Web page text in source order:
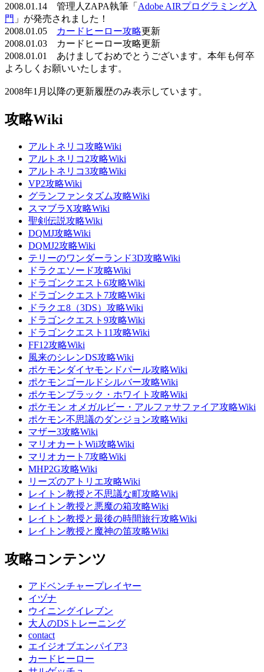
2008.01.14 管理人ZAPA執筆「 Adobe AIRプログラミング入
門 」が発売されました！
2008.01.05
カードヒーロー攻略更新
2008.01.03 カードヒーロー攻略更新
2008.01.01 あけましておめでとうございます。本年も何卒
よろしくお願いいたします。
2008年1月以降の更新履歴のみ表示しています。
攻略Wiki
アルトネリコ攻略Wiki
アルトネリコ2攻略Wiki
アルトネリコ3攻略Wiki
VP2攻略Wiki
グランファンタズム攻略Wiki
スマブラX攻略Wiki
聖剣伝説攻略Wiki
DQMJ攻略Wiki
DQMJ2攻略Wiki
テリーのワンダーランド3D攻略Wiki
ドラクエソード攻略Wiki
ドラゴンクエスト6攻略Wiki
ドラゴンクエスト7攻略Wiki
ドラクエ8（3DS）攻略Wiki
ドラゴンクエスト9攻略Wiki
ドラゴンクエスト11攻略Wiki
FF12攻略Wiki
風来のシレンDS攻略Wiki
ポケモンダイヤモンドパール攻略Wiki
ポケモンゴールドシルバー攻略Wiki
ポケモンブラック・ホワイト攻略Wiki
ポケモン オメガルビー・アルファサファイア攻略Wiki
ポケモン不思議のダンジョン攻略Wiki
マザー3攻略Wiki
マリオカートWii攻略Wiki
マリオカート7攻略Wiki
MHP2G攻略Wiki
リーズのアトリエ攻略Wiki
レイトン教授と不思議な町攻略Wiki
レイトン教授と悪魔の箱攻略Wiki
レイトン教授と最後の時間旅行攻略Wiki
レイトン教授と魔神の笛攻略Wiki
攻略コンテンツ
アドベンチャープレイヤー
イヅナ
ウイニングイレブン
大人のDSトレーニング
contact
エイジオブエンパイア3
カードヒーロー